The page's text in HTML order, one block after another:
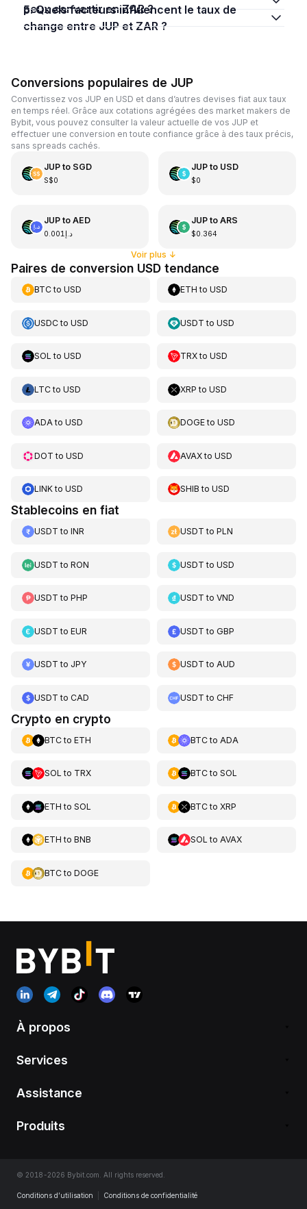
peux convertir en ZAR ?
5. Quels facteurs influencent le taux de
change entre JUP et ZAR ?
Conversions populaires de JUP
Convertissez vos JUP en USD et dans d’autres devises fiat aux taux
en temps réel. Grâce aux cotations agrégées des market makers de
Bybit, vous pouvez consulter la valeur actuelle de vos JUP et
effectuer une conversion en toute confiance grâce à des taux précis,
sans spreads cachés.
JUPto SGD
S$0
JUPto USD
$0
JUPto AED
د.إ0.001
JUPto ARS
$0.364
Voir plus ↓
Paires de conversion USD tendance
BTCto USD ETH toUSD
USDCto USD USDT toUSD
SOL to USD TRXtoUSD
LTCto USD XRP toUSD
ADAto USD DOGEtoUSD
DOT to USD AVAXtoUSD
LINKto USD SHIB toUSD
Stablecoins en fiat
USDT to INR USDT toPLN
USDT to RON USDT toUSD
USDT to PHP USDT toVND
USDT to EUR USDT toGBP
USDT to JPY USDT toAUD
USDT to CAD USDT toCHF
Crypto en crypto
BTCto ETH BTCto ADA
SOL to TRX BTCto SOL
ETH to SOL BTCto XRP
ETH to BNB SOL to AVAX
BTCto DOGE
À propos
Services
Assistance
Produits
© 2018-2026 Bybit.com. All rights reserved.
Conditions d’utilisation Conditions de confidentialité